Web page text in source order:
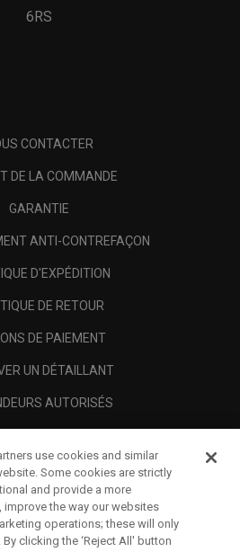
6RS
CONTACTER
DE LA COMMANDE
GARANTIE
ANTI-CONTREFAÇON
D'EXPÉDITION
DE RETOUR
DE PAIEMENT
UN DÉTAILLANT
AUTORISÉS
PROPOS
LÉGALES
use cookies and similar
Some cookies are strictly
and provide a more
the way our websites
operations; these will only
clicking the ‘Reject All' button